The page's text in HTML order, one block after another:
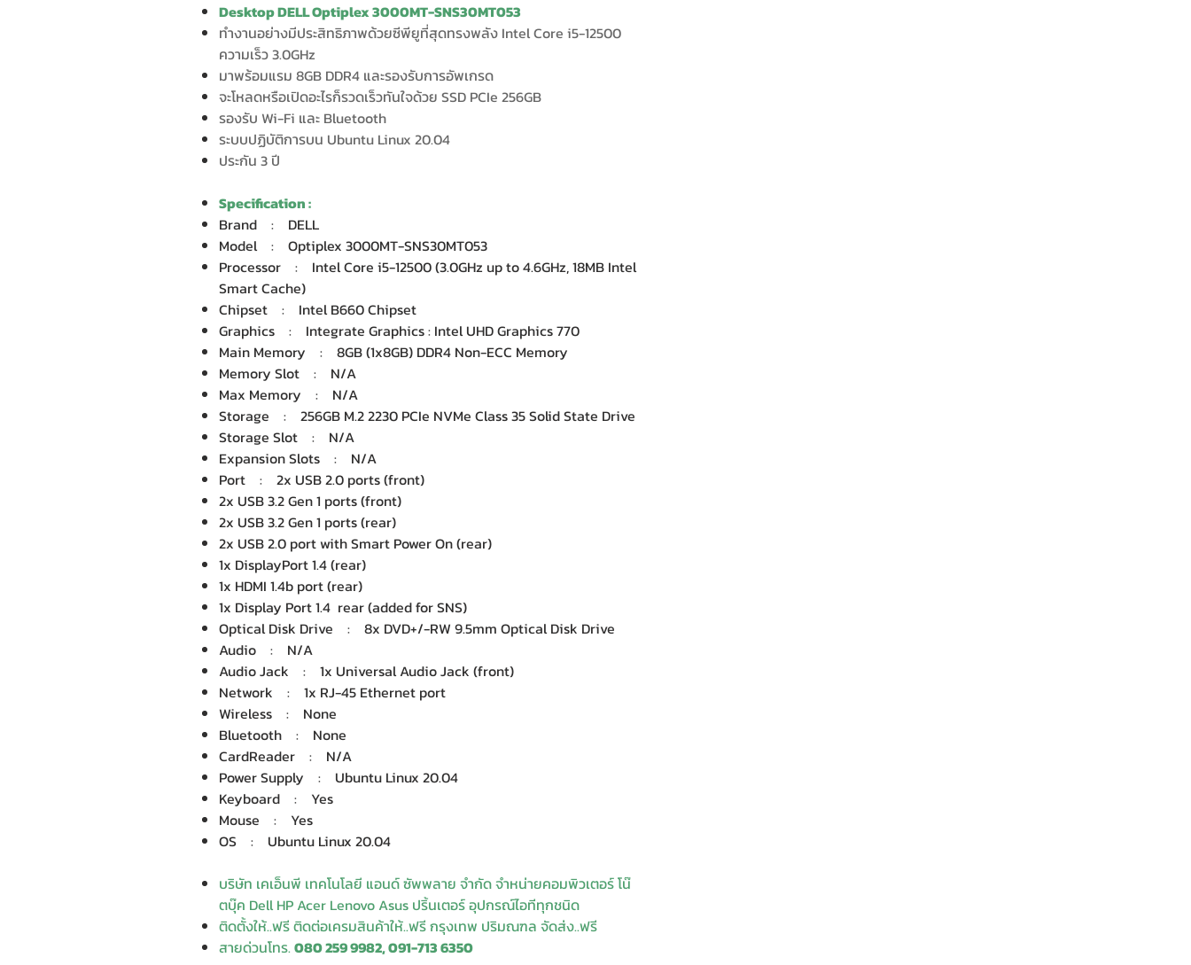
Desktop DELL Optiplex 3000MT-SNS30MT053
ทำงานอย่างมีประสิทธิภาพด้วยซีพียูที่สุดทรงพลัง Intel Core i5-12500
ความเร็ว 3.0GHz
มาพร้อมแรม 8GB DDR4 และรองรับการอัพเกรด
จะโหลดหรือเปิดอะไรก็รวดเร็วทันใจด้วย SSD PCIe 256GB
รองรับ Wi-Fi และ Bluetooth
ระบบปฏิบัติการบน Ubuntu Linux 20.04
ประกัน 3 ปี
Specification :
Brand : DELL
Model : Optiplex 3000MT-SNS30MT053
Processor : Intel Core i5-12500 (3.0GHz up to 4.6GHz, 18MB Intel
Smart Cache)
Chipset : Intel B660 Chipset
Graphics : Integrate Graphics : Intel UHD Graphics 770
Main Memory : 8GB (1x8GB) DDR4 Non-ECC Memory
Memory Slot : N/A
Max Memory : N/A
Storage : 256GB M.2 2230 PCIe NVMe Class 35 Solid State Drive
Storage Slot : N/A
Expansion Slots : N/A
Port : 2x USB 2.0 ports (front)
2x USB 3.2 Gen 1 ports (front)
2x USB 3.2 Gen 1 ports (rear)
2x USB 2.0 port with Smart Power On (rear)
1x DisplayPort 1.4 (rear)
1x HDMI 1.4b port (rear)
1x Display Port 1.4 rear (added for SNS)
Optical Disk Drive : 8x DVD+/-RW 9.5mm Optical Disk Drive
Audio : N/A
Audio Jack : 1x Universal Audio Jack (front)
Network : 1x RJ-45 Ethernet port
Wireless : None
Bluetooth : None
CardReader : N/A
Power Supply : Ubuntu Linux 20.04
Keyboard : Yes
Mouse : Yes
OS : Ubuntu Linux 20.04
บริษัท เคเอ็นพี เทคโนโลยี แอนด์ ซัพพลาย จำกัด จำหน่ายคอมพิวเตอร์ โน๊
ตบุ๊ค Dell HP Acer Lenovo Asus ปริ้นเตอร์ อุปกรณ์ไอทีทุกชนิด
ติดตั้งให้..ฟรี ติดต่อเครมสินค้าให้..ฟรี กรุงเทพ ปริมณฑล จัดส่ง..ฟรี
สายด่วนโทร.080 259 9982, 091-713 6350